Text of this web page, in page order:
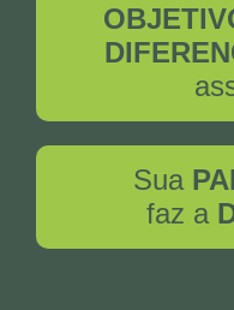
Sua
faz a